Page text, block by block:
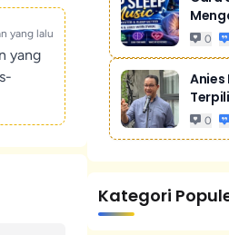
yang lalu
yang
Tidur
0
Anies
0
Kategori